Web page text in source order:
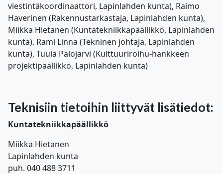
viestintäkoordinaattori, Lapinlahden kunta), Raimo
Haverinen (Rakennustarkastaja, Lapinlahden kunta),
Miikka Hietanen (Kuntatekniikkapäällikkö, Lapinlahden
kunta), Rami Linna (Tekninen johtaja, Lapinlahden
kunta), Tuula Palojärvi (Kulttuuriroihu-hankkeen
projektipäällikkö, Lapinlahden kunta)
Teknisiin tietoihin liittyvät lisätiedot:
Kuntatekniikkapäällikkö
Miikka Hietanen
Lapinlahden kunta
puh. 040 488 3711